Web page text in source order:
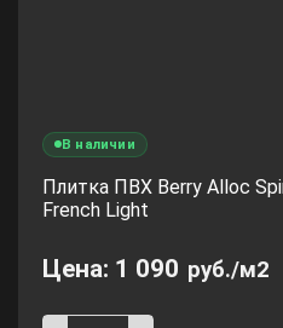
В наличии
Плитка ПВХ Berry Alloc
French Light
Цена: 1 090 руб./м2